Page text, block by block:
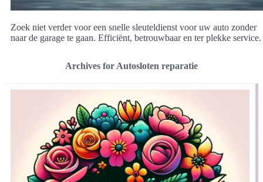
Zoek niet verder voor een snelle sleuteldienst voor uw auto zonder
naar de garage te gaan. Efficiënt, betrouwbaar en ter plekke service.
Archives for Autosloten reparatie